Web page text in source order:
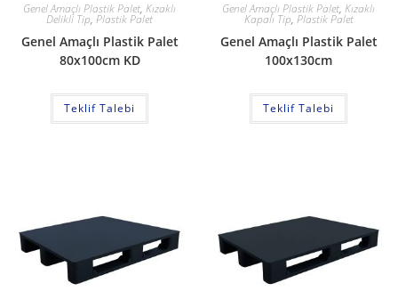
Genel Amaçlı Plastik Palet, Kızaklı
Delikli Tip, Plastik Palet
Genel Amaçlı Plastik Palet
80x100cm KD
Teklif Talebi
Genel Amaçlı Plastik Palet, Kızaklı
Kapalı Tip, Plastik Palet
Genel Amaçlı Plastik Palet
100x130cm
Teklif Talebi